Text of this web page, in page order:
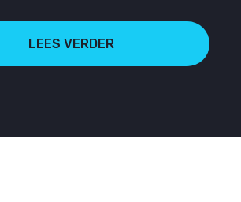
LEES VERDER